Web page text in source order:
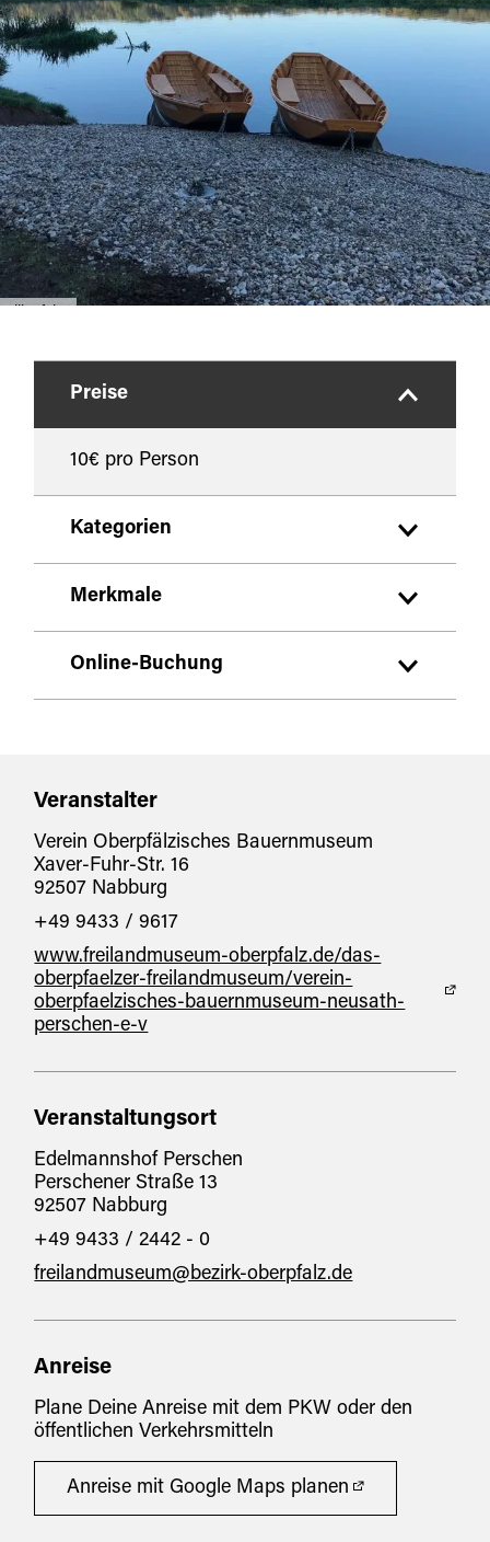
Preise
10€ pro Person
Kategorien
Brauchtum/Kultur
Führung/Besichtigung
Kulturkalender
Merkmale
für Familien
für Individualgäste
Zielgruppe Senioren
für Gruppen
Online-Buchung
Veranstalter
Verein Oberpfälzisches Bauernmuseum
Xaver-Fuhr-Str. 16
92507 Nabburg
+49 9433 / 9617
www.freilandmuseum-oberpfalz.de/das-
oberpfaelzer-freilandmuseum/verein-
oberpfaelzisches-bauernmuseum-neusath-
perschen-e-v
Veranstaltungsort
Edelmannshof Perschen
Perschener Straße 13
92507 Nabburg
+49 9433 / 2442 - 0
freilandmuseum@bezirk-oberpfalz.de
Anreise
Plane Deine Anreise mit dem PKW oder den
öffentlichen Verkehrsmitteln
Anreise mit Google Maps planen